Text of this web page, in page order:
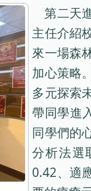
第二天
主任介紹
來一場森
加心策略
多元探索
帶同學進
同學們的
分析法選
0.42、適